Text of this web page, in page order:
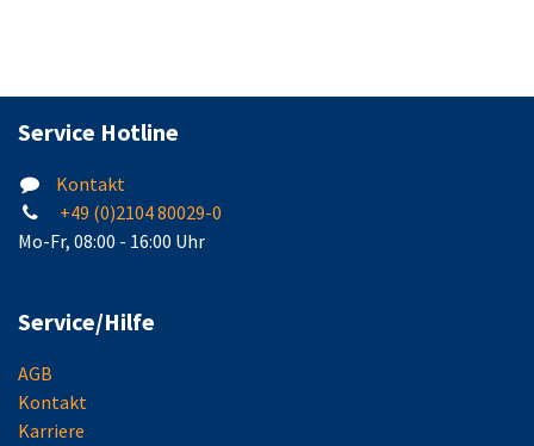
Service Hotline
Kontakt
+49 (0)2104 80029-0
Mo-Fr, 08:00 - 16:00 Uhr
Service/Hilfe
AGB
Kontakt
Karriere